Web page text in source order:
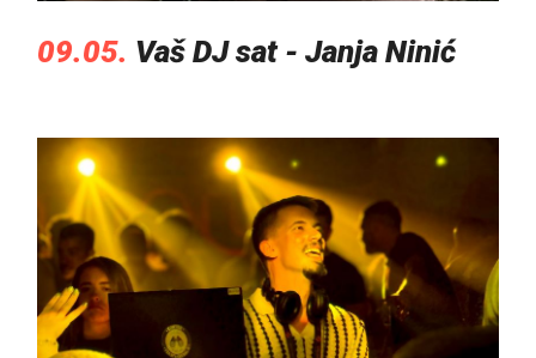
09.05. Vaš DJ sat - Janja Ninić